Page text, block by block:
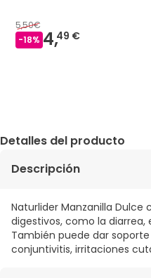
5,50€
-18% 4,49 €
Detalles del producto
Descripción
Naturlider Manzanilla
digestivos, como la
También puede dar
conjuntivitis, irritaciones